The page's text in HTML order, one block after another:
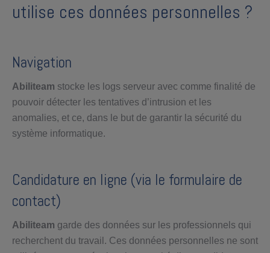
utilise ces données personnelles ?
Navigation
Abiliteam stocke les logs serveur avec comme finalité de
pouvoir détecter les tentatives d’intrusion et les
anomalies, et ce, dans le but de garantir la sécurité du
système informatique.
Candidature en ligne (via le formulaire de
contact)
Abiliteam garde des données sur les professionnels qui
recherchent du travail. Ces données personnelles ne sont